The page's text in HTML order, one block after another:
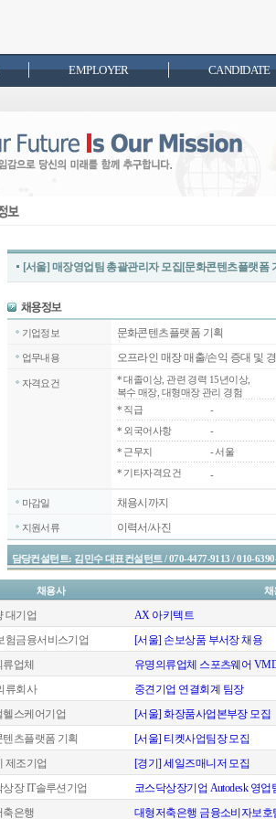
EMPLOYER CANDIDATE
[서울] 매장영업팀 총괄관리자 모집[문화콘텐츠플랫폼
기업정보 문화콘텐츠플랫폼 기획
업무내용 오프라인 매장 매출/손익 증대 및
자격요건 *대졸이상, 관련 경력 15년이상,
복수 매장, 대형매장 관리 경험
* 직급
-
* 외국어사항
-
* 근무지
- 서울
* 기타자격요건
-
마감일 채용시까지
지원서류 이력서/사진
담당컨설턴트: 김민수 대표컨설턴트 / 070-4477-9113 / 010-
채용사 채
대기업 AX 아키텍트
험금융서비스기업 [서울] 손보상품 부서장 채용
업체 유명의류업체 스포츠웨어
류회사 중견기업 연결회계 팀장
헬스케어기업 [서울] 화장품사업본부장 모집
텐츠플랫폼 기획 [서울] 티켓사업팀장 모집
제조기업 [경기] 세일즈매니저 모집
상장 IT솔루션기업 코스닥상장기업 Autodesk 영업
축은행 대형저축은행 금융소비자보호